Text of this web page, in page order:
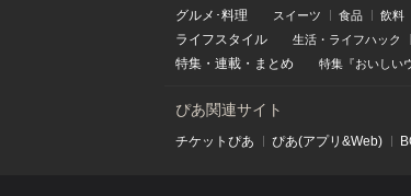
グルメ･料理 スイーツ 食品 飲料
ライフスタイル 生活・ライフハック
特集 ・ 連載 ・ まとめ 特集『おいしい
ぴあ関連サイト
チケットぴあ ぴあ(アプリ&Web)